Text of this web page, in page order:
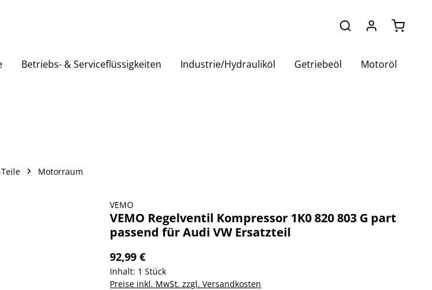
Betriebs- & Serviceflüssigkeiten Industrie/Hydrauliköl Getriebeöl Motoröl
Teile Motorraum
VEMO
VEMO Regelventil Kompressor 1K0 820 803 G part
passend für Audi VW Ersatzteil
92,99 €
Inhalt: 1 Stück
Preise inkl. MwSt. zzgl. Versandkosten